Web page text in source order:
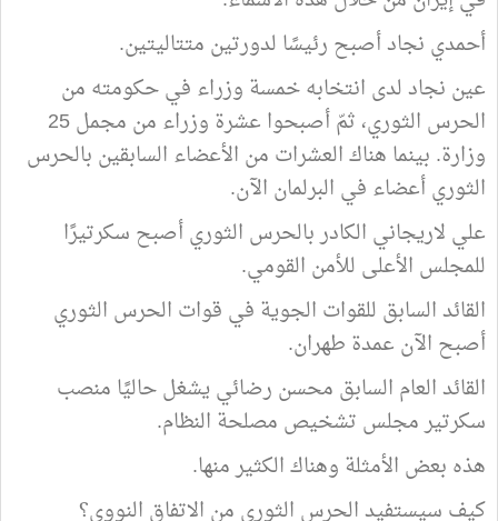
أحمدي نجاد أصبح رئيسًا لدورتين متتاليتين.
عين نجاد لدى انتخابه خمسة وزراء في حكومته من
الحرس الثوري، ثمّ أصبحوا عشرة وزراء من مجمل 25
وزارة. بينما هناك العشرات من الأعضاء السابقين بالحرس
الثوري أعضاء في البرلمان الآن.
علي لاريجاني الكادر بالحرس الثوري أصبح سكرتيرًا
للمجلس الأعلى للأمن القومي.
القائد السابق للقوات الجوية في قوات الحرس الثوري
أصبح الآن عمدة طهران.
القائد العام السابق محسن رضائي يشغل حاليًا منصب
سكرتير مجلس تشخيص مصلحة النظام.
هذه بعض الأمثلة وهناك الكثير منها.
كيف سيستفيد الحرس الثوري من الاتفاق النووي؟